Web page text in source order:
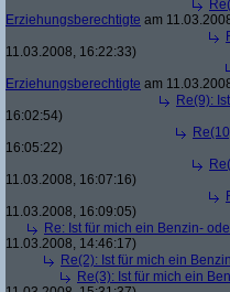
Erziehungsberechtigte am
11.03.2008, 16:22:33)
Erziehungsberechtigte am
Re(9):
16:02:54)
16:05:22)
11.03.2008, 16:07:16)
11.03.2008, 16:09:05)
Re: Ist für mich ein Benzin-
11.03.2008, 14:46:17)
Re(2): Ist für mich ein
Re(3): Ist für mich ein